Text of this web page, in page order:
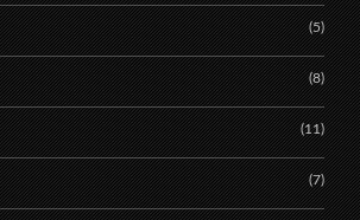
(5)
(8)
(11)
(7)